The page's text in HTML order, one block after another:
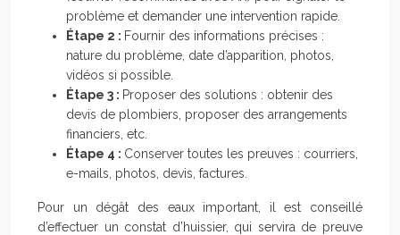
problème et demander une intervention rapide.
Étape 2 : Fournir des informations précises :
nature du problème, date d’apparition, photos,
vidéos si possible.
Étape 3 : Proposer des solutions : obtenir des
devis de plombiers, proposer des arrangements
financiers, etc.
Étape 4 : Conserver toutes les preuves : courriers,
e-mails, photos, devis, factures.
Pour un dégât des eaux important, il est conseillé
d’effectuer un constat d’huissier, qui servira de preuve